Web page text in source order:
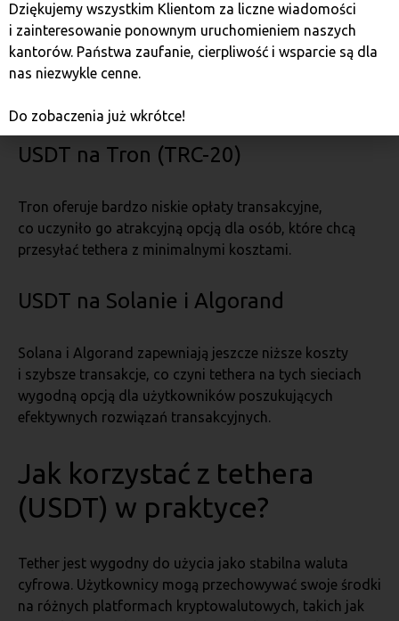
Ethereum jest jednym z najpopularniejszych
blockchainów dla tethera, dzięki szybkim transakcjom
i szerokiemu wsparciu przez portfele i giełdy. Jako token
ERC-20 USDT na Ethereum można łatwo integrować
USDT na Tron (TRC-20)
Tron oferuje bardzo niskie opłaty transakcyjne,
co uczyniło go atrakcyjną opcją dla osób, które chcą
przesyłać tethera z minimalnymi kosztami.
USDT na Solanie i Algorand
Solana i Algorand zapewniają jeszcze niższe koszty
i szybsze transakcje, co czyni tethera na tych sieciach
wygodną opcją dla użytkowników poszukujących
efektywnych rozwiązań transakcyjnych.
Jak korzystać z tethera
(USDT) w praktyce?
Tether jest wygodny do użycia jako stabilna waluta
cyfrowa. Użytkownicy mogą przechowywać swoje środki
na różnych platformach kryptowalutowych, takich jak
Dziękujemy wszystkim Klientom za liczne wiadomości
i zainteresowanie ponownym uruchomieniem naszych
kantorów. Państwa zaufanie, cierpliwość i wsparcie są dla
nas niezwykle cenne.
Do zobaczenia już wkrótce!